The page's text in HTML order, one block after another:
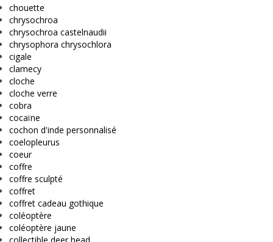
chouette
chrysochroa
chrysochroa castelnaudii
chrysophora chrysochlora
cigale
clamecy
cloche
cloche verre
cobra
cocaïne
cochon d'inde personnalisé
coelopleurus
coeur
coffre
coffre sculpté
coffret
coffret cadeau gothique
coléoptère
coléoptère jaune
collectible deer head